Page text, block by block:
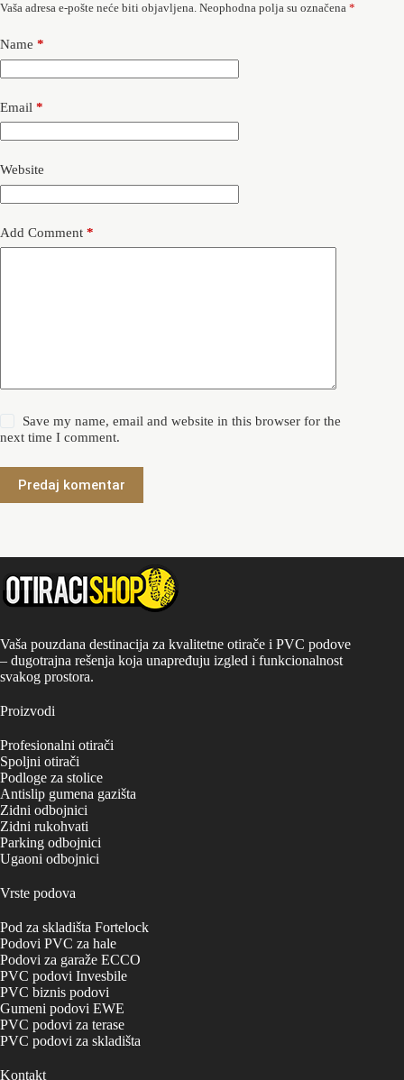
Vaša adresa e-pošte neće biti objavljena. Neophodna polja su označena *
Name *
Email *
Website
Add Comment *
Save my name, email and website in this browser for the
next time I comment.
Predaj komentar
Vaša pouzdana destinacija za kvalitetne otirače i PVC podove
– dugotrajna rešenja koja unapređuju izgled i funkcionalnost
svakog prostora.
Proizvodi
Profesionalni otirači
Spoljni otirači
Podloge za stolice
Antislip gumena gazišta
Zidni odbojnici
Zidni rukohvati
Parking odbojnici
Ugaoni odbojnici
Vrste podova
Pod za skladišta Fortelock
Podovi PVC za hale
Podovi za garaže ECCO
PVC podovi Invesbile
PVC biznis podovi
Gumeni podovi EWE
PVC podovi za terase
PVC podovi za skladišta
Kontakt